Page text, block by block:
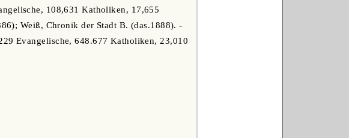
108,631 Katholiken, 17,655
Weiß, Chronik der Stadt B. (das.1888). -
Evangelische, 648.677 Katholiken, 23,010